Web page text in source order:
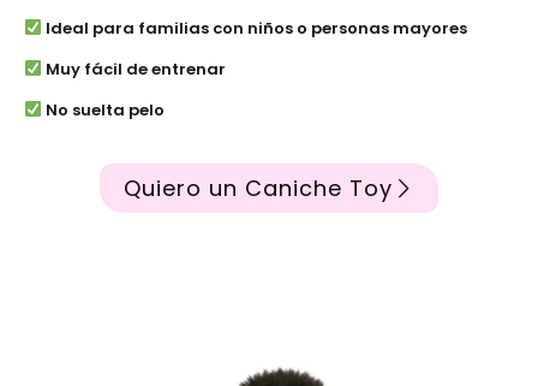
Ideal para familias con niños o personas mayores
Muy fácil de entrenar
No suelta pelo
Quiero un Caniche Toy